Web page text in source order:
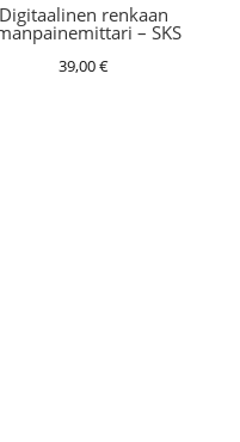
Digitaalinen renkaan
– SKS
39,00€